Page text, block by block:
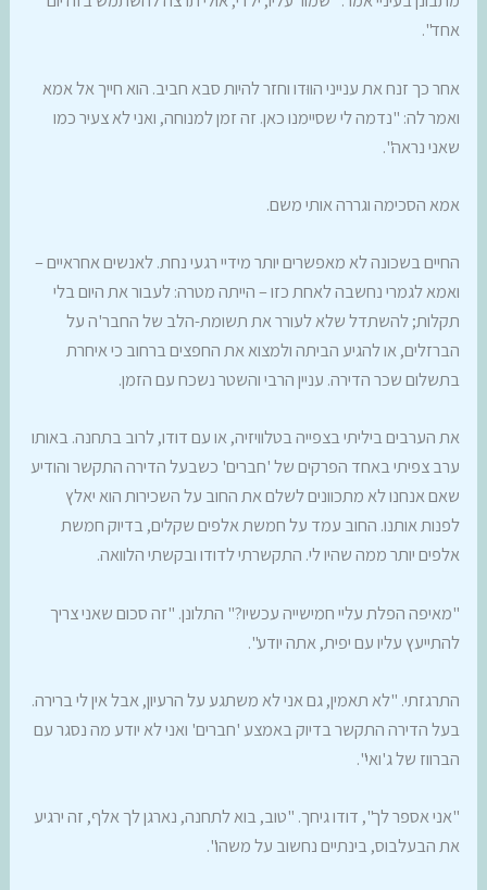
אחד".
אחר כך זנח את ענייני הווּדו וחזר להיות סבא חביב. הוא חייך אל אמא
ואמר לה: "נדמה לי שסיימנו כאן. זה זמן למנוחה, ואני לא צעיר כמו
שאני נראה".
אמא הסכימה וגררה אותי משם.
החיים בשכונה לא מאפשרים יותר מידיי רגעי נחת. לאנשים אחראיים –
ואמא לגמרי נחשבה לאחת כזו – הייתה מטרה: לעבור את היום בלי
תקלות; להשתדל שלא לעורר את תשומת-הלב של החבר'ה על
הברזלים, או להגיע הביתה ולמצוא את החפצים ברחוב כי איחרת
בתשלום שכר הדירה. עניין הרבי והשטר נשכח עם הזמן.
את הערבים ביליתי בצפייה בטלוויזיה, או עם דודו, לרוב בתחנה. באותו
ערב צפיתי באחד הפרקים של 'חברים' כשבעל הדירה התקשר והודיע
שאם אנחנו לא מתכוונים לשלם את החוב על השכירות הוא יאלץ
לפנות אותנו. החוב עמד על חמשת אלפים שקלים, בדיוק חמשת
אלפים יותר ממה שהיו לי. התקשרתי לדודו ובקשתי הלוואה.
"מאיפה הפלת עליי חמישייה עכשיו?" התלונן. "זה סכום שאני צריך
להתייעץ עליו עם יפית, אתה יודע".
התרגזתי. "לא תאמין, גם אני לא משתגע על הרעיון, אבל אין לי ברירה.
בעל הדירה התקשר בדיוק באמצע 'חברים' ואני לא יודע מה נסגר עם
הברווז של ג'ואי".
"אני אספר לך", דודו גיחך. "טוב, בוא לתחנה, נארגן לך אלף, זה ירגיע
את הבעלבוס, בינתיים נחשוב על משהו".